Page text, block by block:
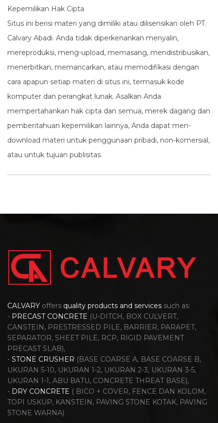
Kepemilikan Hak Cipta
Situs ini berisi materi yang dimiliki atau dilisensikan oleh PT.
Calvary Abadi. Anda tidak diperkenankan menyalin,
mereproduksi, meng-upload, memasang, mendistribusikan,
menerbitkan, memancarkan, atau memodifikasi dengan
cara apapun setiap materi di situs ini, termasuk kode
komputer dan perangkat lunak. Asalkan Anda
mempertahankan hak cipta dan semua, merek dagang dan
pemberitahuan kepemilikan lainnya, Anda dapat men-
download materi untuk penggunaan pribadi, non-komersial,
atau untuk tujuan publisitas.
CALVARY offers quality products and services such as:
- PRECAST CONCRETE (U-DITCH, BOX CULVERT,
CANSTEIN, PRESTRESSED PILE, BARRIER, PARAPET,
SEPARATOR, SHEET PILE, RCP, RIGID PAVEMENT
PRECAST SLAB),
- STONE CRUSHER (BASE COARSE A, BASE COARSE B,
UKURAN 5-10, UKURAN 1-2, UKURAN 2-3, UKURAN 3-5,
UKURAN 1-1, ABU BATU, CONCRETE THREAT BASE),
- DRY CONCRETE ( BICO + COVER, FENCE DAN KOLOM,
TOPI USKUP, KANSTEIN, PAVING STONE KOTAK, PAVING
STONE WARNA)